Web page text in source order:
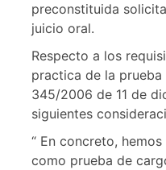
preconstituida
juicio oral.
Respecto a los
practica de la
345/2006 de 11 de
siguientes
“ En concreto,
como prueba de